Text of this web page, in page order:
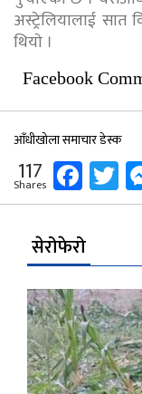
अस्ट्रेलियालाई सात
थियाे ।
Facebook
आँधीखोला समाचार डेस्क
117
Shares
सेरोफेरो